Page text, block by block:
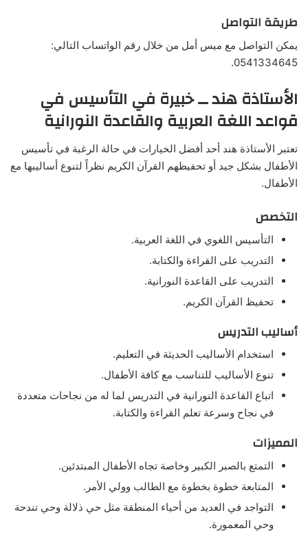
طريقة التواصل
يمكن التواصل مع ميس أمل من خلال رقم الواتساب التالي:
0541334645.
الأستاذة هند ــ خبيرة في التأسيس في
قواعد اللغة العربية والقاعدة النورانية
تعتبر الأستاذة هند أحد أفضل الخيارات في حالة الرغبة في تأسيس
الأطفال بشكل جيد أو تحفيظهم القرآن الكريم نظراً لتنوع أساليبها مع
الأطفال.
التخصص
التأسيس اللغوي في اللغة العربية.
التدريب على القراءة والكتابة.
التدريب على القاعدة النورانية.
تحفيظ القرآن الكريم.
أساليب التدريس
استخدام الأساليب الحديثة في التعليم.
تنوع الأساليب للتناسب مع كافة الأطفال.
اتباع القاعدة النورانية في التدريس لما له من نجاحات متعددة
في نجاح وسرعة تعلم القراءة والكتابة.
المميزات
التمتع بالصبر الكبير وخاصة تجاه الأطفال المبتدئين.
المتابعة خطوة بخطوة مع الطالب وولي الأمر.
التواجد في العديد من أحياء المنطقة مثل حي ذلالة وحي تندحة
وحي المعمورة.